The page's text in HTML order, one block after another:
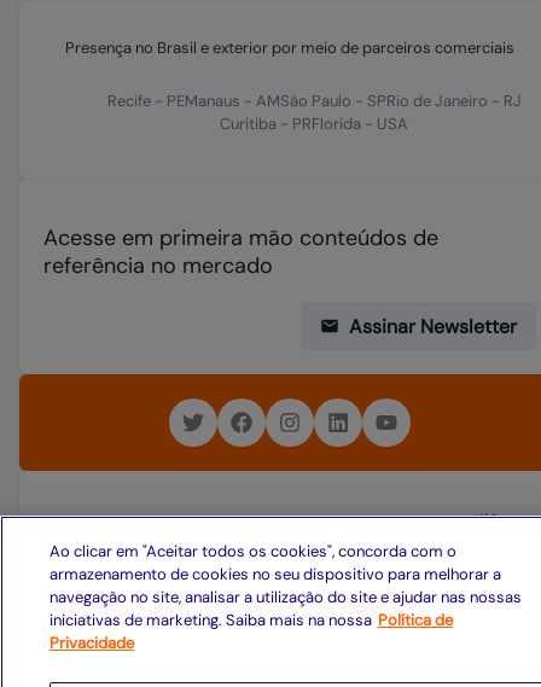
Presença no Brasil e exterior por meio de parceiros comerciais
Recife- PEManaus - AMSão Paulo - SPRio de Janeiro - RJ
Curitiba - PRFlorida - USA
Acesse em primeira mão conteúdos de
referência no mercado
Assinar Newsletter
Ao clicar em "Aceitar todos os cookies", concorda com o
armazenamento de cookies no seu dispositivo para melhorar a
navegação no site, analisar a utilização do site e ajudar nas nossas
iniciativas de marketing. Saiba mais na nossa Política de
Privacidade